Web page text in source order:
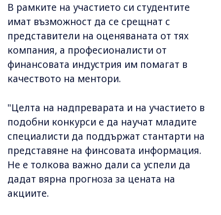
В рамките на участието си студентите
имат възможност да се срещнат с
представители на оценяваната от тях
компания, а професионалисти от
финансовата индустрия им помагат в
качеството на ментори.
"Целта на надпреварата и на участието в
подобни конкурси е да научат младите
специалисти да поддържат стантарти на
представяне на финсовата информация.
Не е толкова важно дали са успели да
дадат вярна прогноза за цената на
акциите.